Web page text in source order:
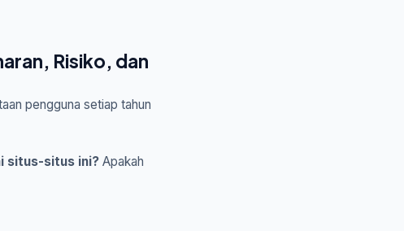
Risiko, dan
pengguna setiap tahun
situs-situs ini? Apakah